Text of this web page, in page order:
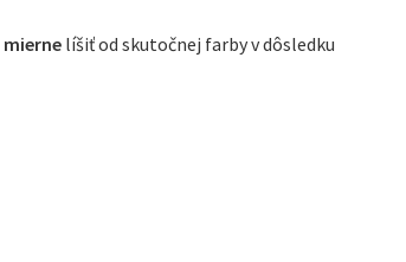
mierne líšiť od skutočnej farby v dôsledku